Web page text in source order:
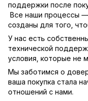
поддержки после
Все наши процессы
созданы для того,
У нас есть
технической
условия, которые не
Мы заботимся о
ваша покупка стала
отношений с нами.